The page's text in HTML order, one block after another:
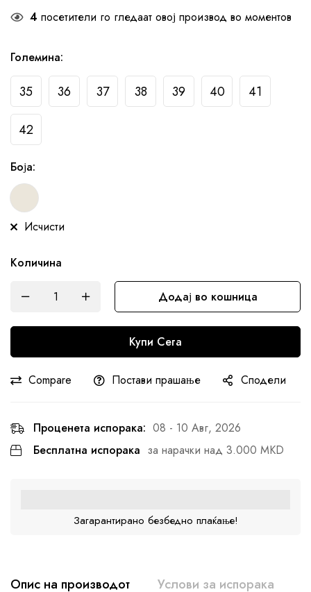
4 посетители го гледаат овој производ во моментов
Големина:
35 36 37 38 39 40 41
42
Боја:
Исчисти
Количина
Додај во кошница
Купи Сега
Compare Постави прашање Сподели
Проценета испорака: 08 - 10 Авг, 2026
Бесплатна испорака за нарачки над 3.000 MKD
Загарантирано безбедно плаќање!
Опис на производот Услови за испорака